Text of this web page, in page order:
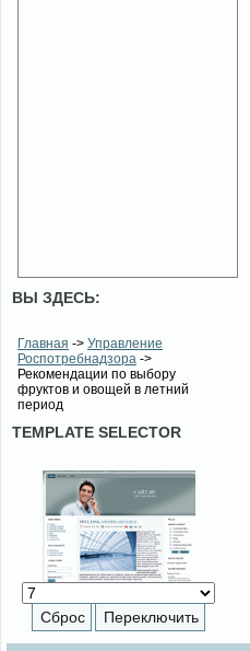
ВЫ ЗДЕСЬ:
Главная -> Управление
Роспотребнадзора ->
Рекомендации по выбору
фруктов и овощей в летний
период
TEMPLATE SELECTOR